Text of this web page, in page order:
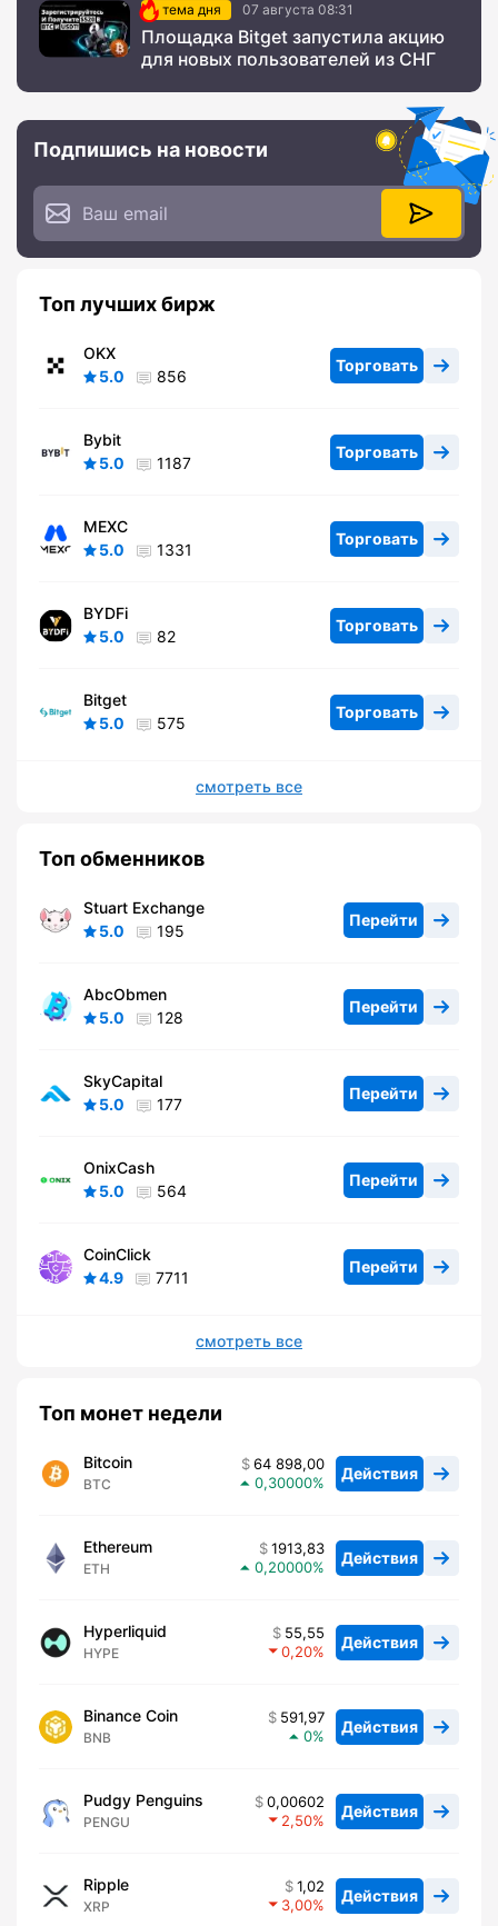
тема дня 07 августа 08:31
Площадка Bitget запустила акцию
для новых пользователей из СНГ
Подпишись на новости
Топ лучших бирж
OKX
5.0
856
Торговать
Bybit
5.0
1187
Торговать
MEXC
5.0
1331
Торговать
BYDFi
5.0
82
Торговать
Bitget
5.0
575
Торговать
смотреть все
Топ обменников
Stuart Exchange
5.0
195
Перейти
AbcObmen
5.0
128
Перейти
SkyCapital
5.0
177
Перейти
OnixCash
5.0
564
Перейти
CoinClick
4.9
7711
Перейти
смотреть все
Топ монет недели
Bitcoin
BTC
64 898,00
0,30000
Действия
Ethereum
ETH
1913,83
0,20000
Действия
Hyperliquid
HYPE
55,55
0,20
Действия
Binance Coin
BNB
591,97
0
Действия
Pudgy Penguins
PENGU
0,00602
2,50
Действия
Ripple
XRP
1,02
3,00
Действия